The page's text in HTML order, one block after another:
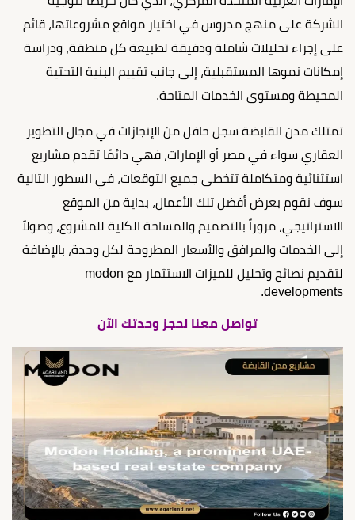
الشركة على منهج مدروس في اختيار مواقع مشروعاتها، قائم
على إجراء تحليلات شاملة ودقيقة لطبيعة كل منطقة، ودراسة
إمكانات نموها المستقبلية، إلى جانب تقييم البنية التحتية
المحيطة ومستوى الخدمات المتاحة.
تمتلك مدن القابضة سجل حافل من الإنجازات في مجال التطوير
العقاري سواء في مصر أو الإمارات، فهي دائمًا تقدم مشاريع
استثنائية ومتكاملة تتخطى جميع التوقعات، في السطور التالية
سوف نقوم بعرض أفضل تلك الأعمال، بداية من الموقع
الاستراتيجي، مروراً بالتصميم والمساحة الكلية للمشروع، وصولاً
إلى الخدمات والمرافق والأسعار المطروحة لكل وحدة، بالإضافة
لتقديم نصائح وتحليل للميزات الاستثمار مع modon
developments.
تواصل معنا لحجز وحدتك الآن